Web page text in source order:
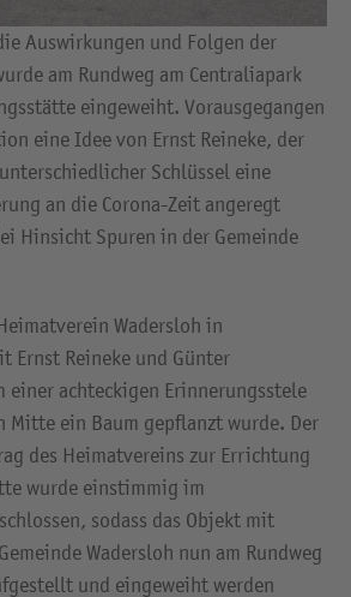
Auswirkungen und Folgen der
am Rundweg am Centraliapark
eingeweiht. Vorausgegangen
eine Idee von Ernst Reineke, der
Schlüssel eine
an die Corona-Zeit angeregt
Hinsicht Spuren in der Gemeinde
Wadersloh in
Ernst Reineke und Günter
einer achteckigen Erinnerungsstele
Mitte ein Baum gepflanzt wurde. Der
des Heimatvereins zur Errichtung
wurde einstimmig im
sodass das Objekt mit
Wadersloh nun am Rundweg
und eingeweiht werden